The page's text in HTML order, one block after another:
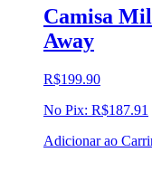
Camisa
Away
R$199.90
No Pix: R$187.91
Adicionar ao